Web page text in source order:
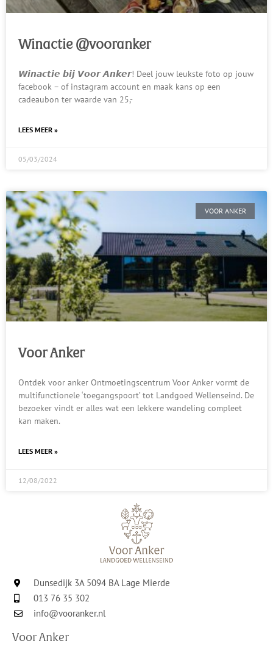
Winactie @vooranker
𝙒𝙞𝙣𝙖𝙘𝙩𝙞𝙚 𝙗𝙞𝙟 𝙑𝙤𝙤𝙧 𝘼𝙣𝙠𝙚𝙧! Deel jouw leukste foto op jouw
facebook – of instagram account en maak kans op een
cadeaubon ter waarde van 25,-
LEES MEER »
05/03/2024
VOOR ANKER
Voor Anker
Ontdek voor anker Ontmoetingscentrum Voor Anker vormt de
multifunctionele ‘toegangspoort’ tot Landgoed Wellenseind. De
bezoeker vindt er alles wat een lekkere wandeling compleet
kan maken.
LEES MEER »
12/08/2022
Dunsedijk 3A 5094 BA Lage Mierde
013 76 35 302
info@vooranker.nl
Voor Anker